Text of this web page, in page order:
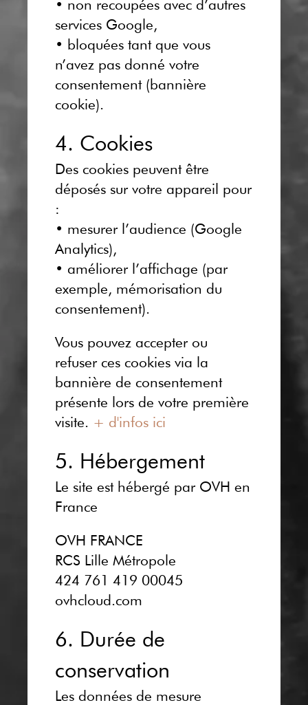
• non recoupées avec d’autres
services Google,
• bloquées tant que vous
n’avez pas donné votre
consentement (bannière
cookie).
4. Cookies
Des cookies peuvent être
déposés sur votre appareil pour
:
• mesurer l’audience (Google
Analytics),
• améliorer l’affichage (par
exemple, mémorisation du
consentement).
Vous pouvez accepter ou
refuser ces cookies via la
bannière de consentement
présente lors de votre première
visite. + d'infos ici
5. Hébergement
Le site est hébergé par OVH en
France
OVH FRANCE
RCS Lille Métropole
424 761 419 00045
ovhcloud.com
6. Durée de
conservation
Les données de mesure